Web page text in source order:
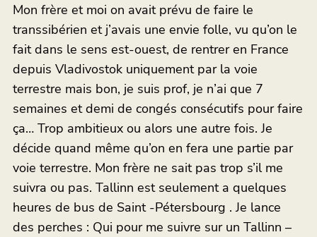
Mon frère et moi on avait prévu de faire le
transsibérien et j’avais une envie folle, vu qu’on le
fait dans le sens est-ouest, de rentrer en France
depuis Vladivostok uniquement par la voie
terrestre mais bon, je suis prof, je n’ai que 7
semaines et demi de congés consécutifs pour faire
ça… Trop ambitieux ou alors une autre fois. Je
décide quand même qu’on en fera une partie par
voie terrestre. Mon frère ne sait pas trop s’il me
suivra ou pas. Tallinn est seulement a quelques
heures de bus de Saint -Pétersbourg . Je lance
des perches : Qui pour me suivre sur un Tallinn –